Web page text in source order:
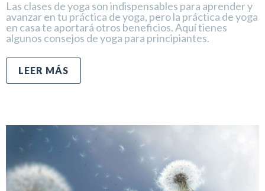
Las clases de yoga son indispensables para aprender y
avanzar en tu práctica de yoga, pero la práctica de yoga
en casa te aportará otros beneficios. Aquí tienes
algunos consejos de yoga para principiantes.
LEER MÁS